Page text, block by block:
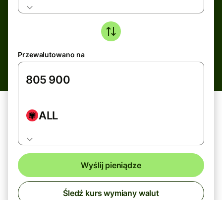
Przewalutowano na
ALL
Wyślij pieniądze
Śledź kurs wymiany walut